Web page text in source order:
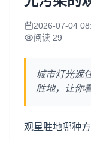
2026-07-04
阅读 29
城市灯光遮
胜地，让你
观星胜地哪种